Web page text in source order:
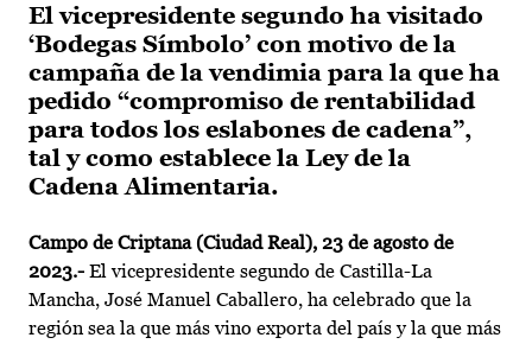
El vicepresidente segundo ha visitado
‘Bodegas Símbolo’ con motivo de la
campaña de la vendimia para la que ha
pedido “compromiso de rentabilidad
para todos los eslabones de cadena”,
tal y como establece la Ley de la
Cadena Alimentaria.
Campo de Criptana (Ciudad Real), 23 de agosto de
2023.- El vicepresidente segundo de Castilla-La
Mancha, José Manuel Caballero, ha celebrado que la
región sea la que más vino exporta del país y la que más